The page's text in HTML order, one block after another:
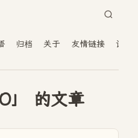
归档 关于 友情链接 读者
」 的文章